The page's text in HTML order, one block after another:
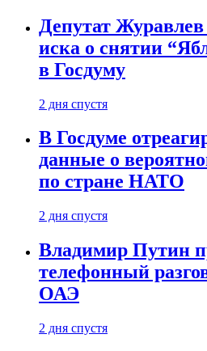
Депутат
иска о снятии
в Госдуму
2 дня спустя
В Госдуме
данные о
по стране НАТО
2 дня спустя
Владимир Путин
телефонный
ОАЭ
2 дня спустя